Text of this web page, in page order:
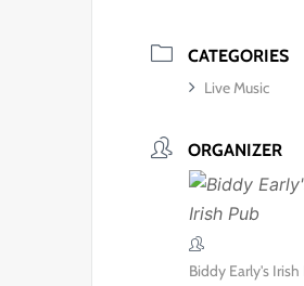
CATEGORIES
Live Music
ORGANIZER
Biddy Early's Irish